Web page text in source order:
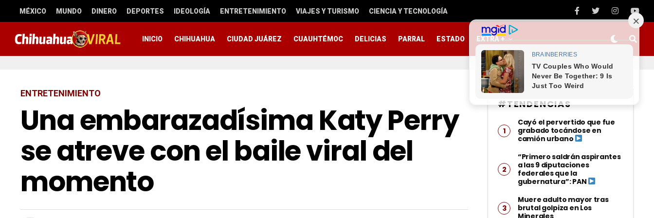
MÉXICO MUNDO DINERO DEPORTES IDEOLOGÍA ENTRETENIMIENTO VIAJES Y TURISMO CIENCIA Y TECNOLOGÍA
INICIO CHIHUAHUA CIUDAD JUÁREZ CUAUHTÉMOC DELICIAS PARRAL ESTADO EXTRA +
ENTRETENIMIENTO
Una embarazadísima Katy Perry
se atreve con el baile viral del
momento
#TENDENCIAS
Cayó el pervertido que fue
grabado tocándose en
camión urbano
“Primero saldrán aspirantes
a las 9 diputaciones
federales que la
gubernatura”: PAN
Muere adulto mayor tras
brutal golpiza en Los
Minerales